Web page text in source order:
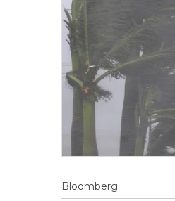
Bloomberg